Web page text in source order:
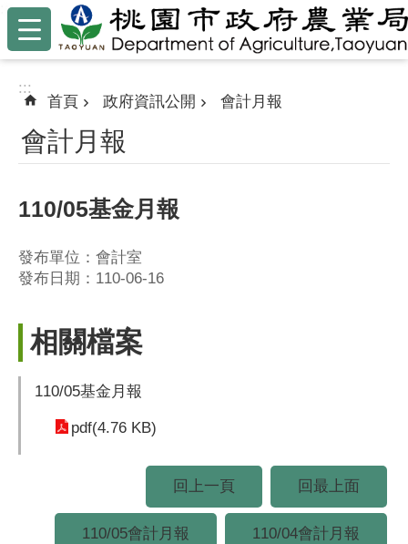
跳到主要內容區塊
:::
:::
首頁 政府資訊公開 會計月報
會計月報
110/05基金月報
發布單位：會計室
發布日期：110-06-16
相關檔案
110/05基金月報
pdf(4.76 KB)
回上一頁 回最上面
110/05會計月報 110/04會計月報